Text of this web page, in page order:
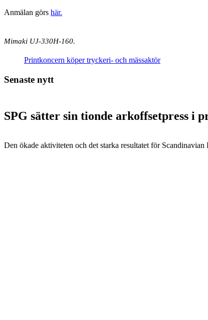
Anmälan görs här.
Mimaki UJ-330H-160.
Printkoncern köper tryckeri- och mässaktör
Senaste nytt
SPG sätter sin tionde arkoffsetpress i
Den ökade aktiviteten och det starka resultatet för